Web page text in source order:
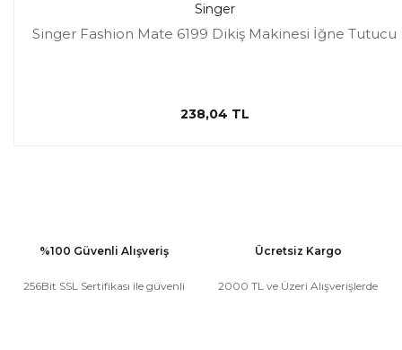
Singer
Singer Fashion Mate 6199 Dikiş Makinesi İğne Tutucu
238,04 TL
%100 Güvenli Alışveriş
256Bit SSL Sertifikası ile güvenli
Ücretsiz Kargo
2000 TL ve Üzeri Alışverişlerde